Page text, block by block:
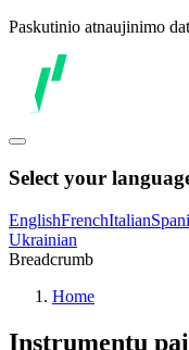
Paskutinio atnaujinimo
Select your
EnglishFrenchItalian
Ukrainian
Breadcrumb
Home
Instrumentų